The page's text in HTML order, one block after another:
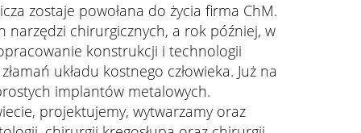
zostaje powołana do życia firma ChM.
chirurgicznych, a rok później, w
konstrukcji i technologii
układu kostnego człowieka. Już na
implantów metalowych.
projektujemy, wytwarzamy oraz